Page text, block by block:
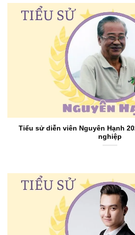
Tiểu sử diễn viên Nguyên Hạnh
nghiệp